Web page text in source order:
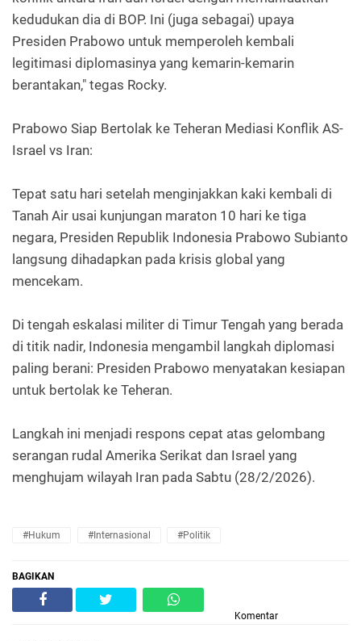
kedudukan dia di BOP. Ini (juga sebagai) upaya
Presiden Prabowo untuk memperoleh kembali
legitimasi diplomasinya yang kemarin-kemarin
berantakan," tegas Rocky.
Prabowo Siap Bertolak ke Teheran Mediasi Konflik AS-
Israel vs Iran:
Tepat satu hari setelah menginjakkan kaki kembali di
Tanah Air usai kunjungan maraton 10 hari ke tiga
negara, Presiden Republik Indonesia Prabowo Subianto
langsung dihadapkan pada krisis global yang
mencekam.
Di tengah eskalasi militer di Timur Tengah yang berada
di titik nadir, Indonesia mengambil langkah diplomasi
paling berani: Presiden Prabowo menyatakan kesiapan
untuk bertolak ke Teheran.
Langkah ini menjadi respons cepat atas gelombang
serangan rudal Amerika Serikat dan Israel yang
menghujam wilayah Iran pada Sabtu (28/2/2026).
#Hukum #Internasional #Politik
BAGIKAN
Komentar